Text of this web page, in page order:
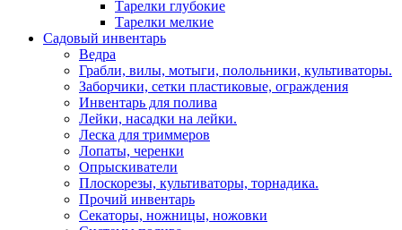
Тарелки глубокие
Тарелки мелкие
Садовый инвентарь
Ведра
Грабли, вилы, мотыги, полольники, культиваторы.
Заборчики, сетки пластиковые, ограждения
Инвентарь для полива
Лейки, насадки на лейки.
Леска для триммеров
Лопаты, черенки
Опрыскиватели
Плоскорезы, культиваторы, торнадика.
Прочий инвентарь
Секаторы, ножницы, ножовки